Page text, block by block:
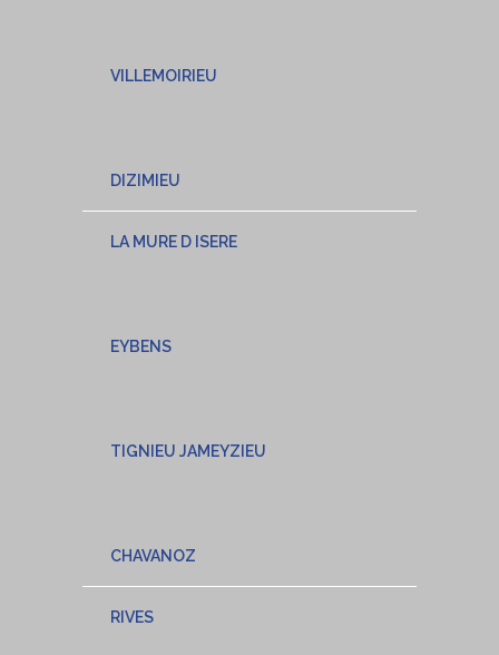
VILLEMOIRIEU
DIZIMIEU
LA MURE D ISERE
EYBENS
TIGNIEU JAMEYZIEU
CHAVANOZ
RIVES